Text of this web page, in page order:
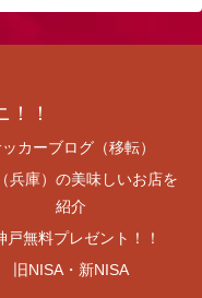
！
カーブログ（移転）
兵庫）の美味しいお店を
紹介
戸無料プレゼント！！
旧NISA・新NISA